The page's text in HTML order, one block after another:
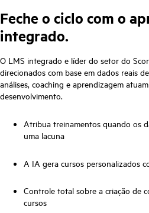
Feche o ciclo com o
integrado.
O LMS integrado e líder do setor do
direcionados com base em dados reais
análises, coaching e aprendizagem
desenvolvimento.
Atribua treinamentos quando os
uma lacuna
A IA gera cursos personalizados
Controle total sobre a criação de
cursos